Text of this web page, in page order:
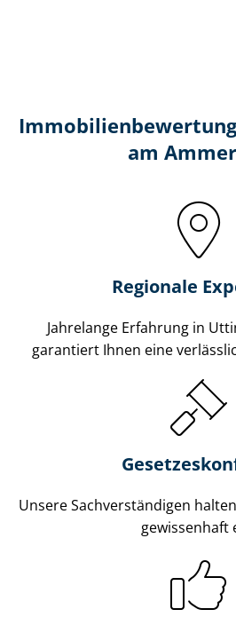
am
Regionale
Jahrelange Erfahrung in
garantiert Ihnen eine
Unsere Sach­ver­stän­di­gen
gewissenhaft